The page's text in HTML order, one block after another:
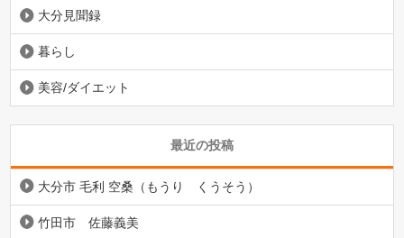
大分見聞録
暮らし
美容/ダイエット
最近の投稿
大分市 毛利 空桑（もうり くうそう）
竹田市 佐藤義美